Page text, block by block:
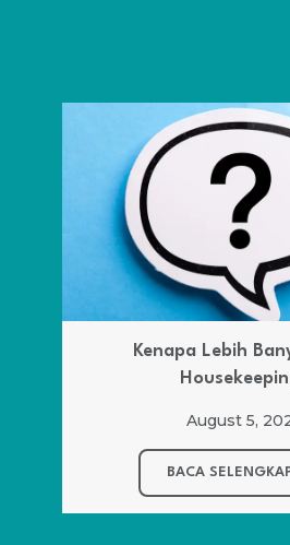
Kenapa Lebih
August 5,
BACA